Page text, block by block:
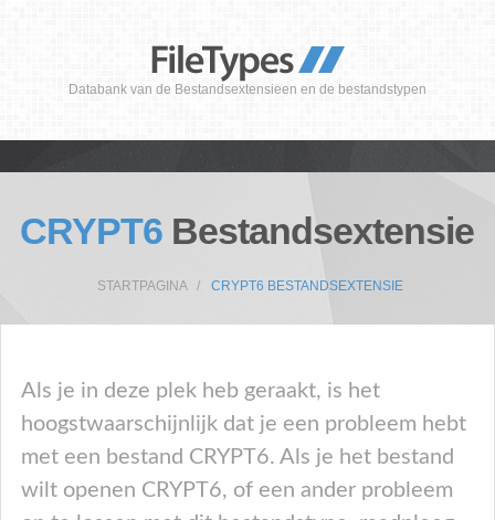
Databank van de Bestandsextensieen en de bestandstypen
CRYPT6 Bestandsextensie
STARTPAGINA CRYPT6 BESTANDSEXTENSIE
Als je in deze plek heb geraakt, is het
hoogstwaarschijnlijk dat je een probleem hebt
met een bestand CRYPT6. Als je het bestand
wilt openen CRYPT6, of een ander probleem